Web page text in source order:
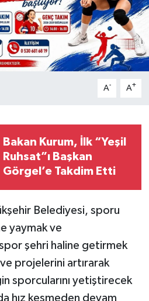
A- A+
Bakan Kurum, İlk “Yeşil
Ruhsat”ı Başkan
Görgel’e Takdim Etti
Belediyesi, sporu
yaymak ve
spor şehri haline getirmek
ve projelerini artırarak
sporcularını yetiştirecek
hız kesmeden devam